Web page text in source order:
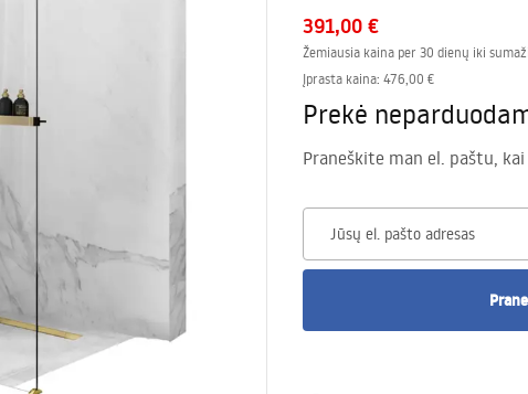
391,00 €
Žemiausia kaina per 30 dienų iki
Įprasta kaina: 476,00 €
Prekė
Praneškite man el. paštu,
Jūsų el. pašto adresas